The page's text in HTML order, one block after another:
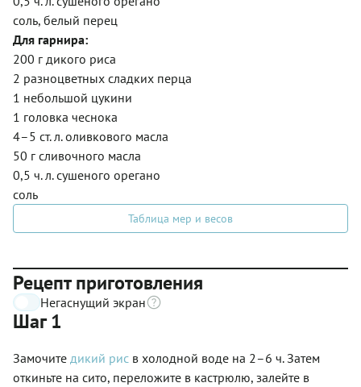
соль, белый перец
Для гарнира:
200 г дикого риса
2 разноцветных сладких перца
1 небольшой цукини
1 головка чеснока
4–5 ст. л. оливкового масла
50 г сливочного масла
0,5 ч. л. сушеного орегано
соль
Таблица мер и весов
Рецепт приготовления
Негаснущий экран
Шаг 1
Замочите дикий рис в холодной воде на 2–6 ч. Затем
откиньте на сито, переложите в кастрюлю, залейте в